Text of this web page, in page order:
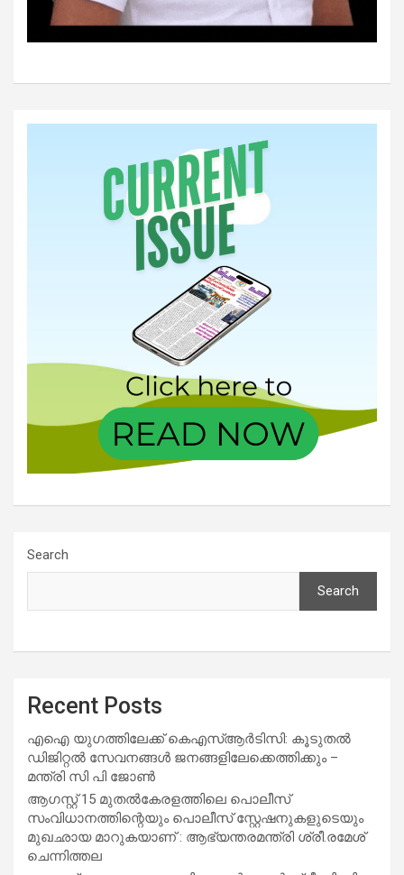
Search
Search
Recent Posts
എഐ യുഗത്തിലേക്ക് കെഎസ്ആർടിസി: കൂടുതൽ
ഡിജിറ്റൽ സേവനങ്ങൾ ജനങ്ങളിലേക്കെത്തിക്കും –
മന്ത്രി സി പി ജോൺ
ആഗസ്റ്റ് 15 മുതല്‍കേരളത്തിലെ പൊലീസ്
സംവിധാനത്തിന്റെയും പൊലീസ് സ്റ്റേഷനുകളുടെയും
മുഖഛായ മാറുകയാണ് : ആഭ്യന്തരമന്ത്രി ശ്രീ.രമേശ്
ചെന്നിത്തല